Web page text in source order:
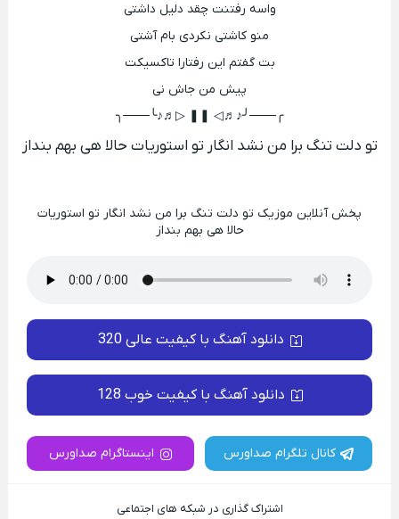
واسه رفتنت چقد دلیل داشتی
منو کاشتی نکردی بام آشتی
بت گفتم این رفتارا تاکسیکت
پیش من جاش نی
╭───╯♪♬◁ ❚❚ ▷♬♪╰───╮
تو دلت تنگ برا من نشد انگار تو استوریات حالا هی بهم بنداز
پخش آنلاین موزیک تو دلت تنگ برا من نشد انگار تو استوریات
حالا هی بهم بنداز
دانلود آهنگ با کیفیت عالی 320
دانلود آهنگ با کیفیت خوب 128
کانال تلگرام صداورس اینستاگرام صداورس
اشتراک گذاری در شبکه های اجتماعی